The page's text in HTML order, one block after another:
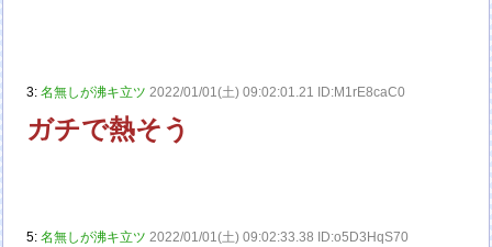
3:名無しが沸キ立ツ 2022/01/01(土) 09:02:01.21 ID:M1rE8caC0
ガチで熱そう
5:名無しが沸キ立ツ 2022/01/01(土) 09:02:33.38 ID:o5D3HqS70